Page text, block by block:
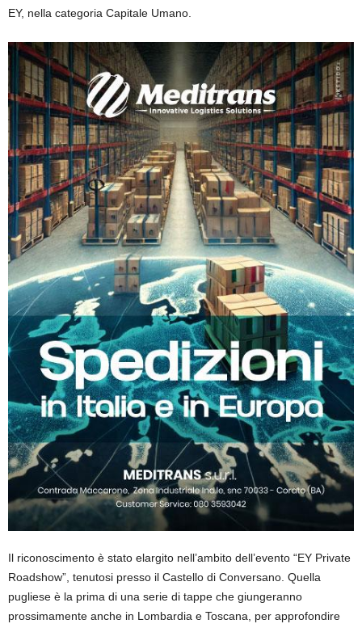
EY, nella categoria Capitale Umano.
Il riconoscimento è stato elargito nell’ambito dell’evento “EY Private
Roadshow”, tenutosi presso il Castello di Conversano. Quella
pugliese è la prima di una serie di tappe che giungeranno
prossimamente anche in Lombardia e Toscana, per approfondire